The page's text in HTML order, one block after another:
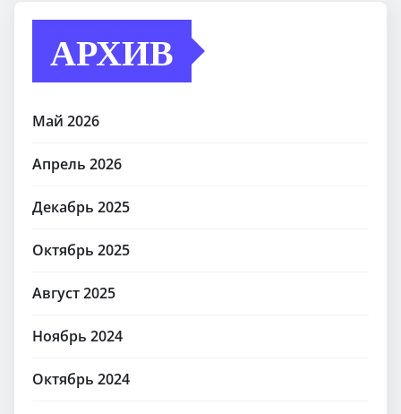
АРХИВ
Май 2026
Апрель 2026
Декабрь 2025
Октябрь 2025
Август 2025
Ноябрь 2024
Октябрь 2024